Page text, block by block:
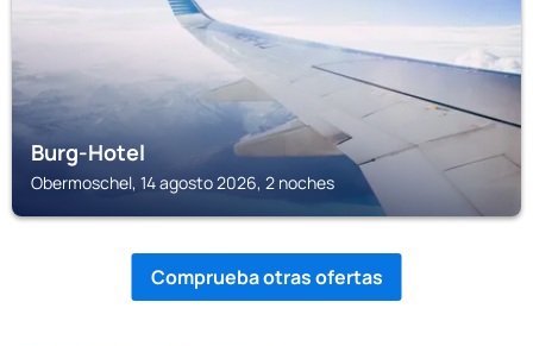
Burg-Hotel
Obermoschel, 14 agosto 2026, 2 noches
Comprueba otras ofertas